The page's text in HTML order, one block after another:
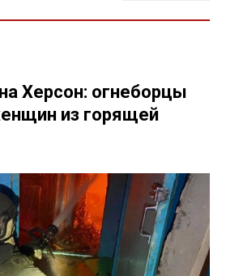
Херсон: огнеборцы
из горящей